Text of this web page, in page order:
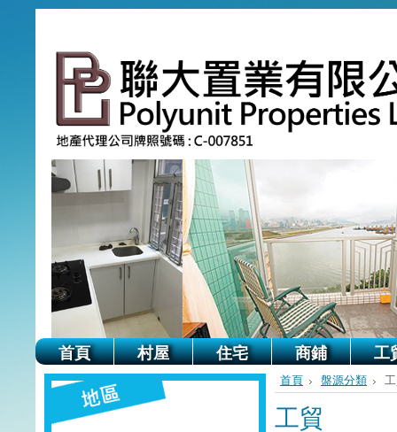
首頁 村屋 住宅 商鋪 工
首頁 盤源分類
工貿